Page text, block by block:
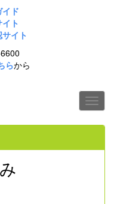
ド
ト
イト
らから